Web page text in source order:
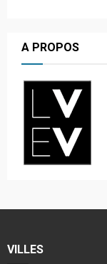
A PROPOS
VILLES